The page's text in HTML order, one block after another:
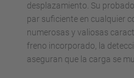
desplazamiento. Su
par suficiente en cualquier
numerosas y valiosas
freno incorporado, la
aseguran que la carga se